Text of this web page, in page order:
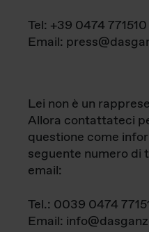
Tel: +39 0474 771510
Email:
Lei non è un
Allora contattateci
questione come
seguente numero di
email:
Tel.: 0039 0474
Email: